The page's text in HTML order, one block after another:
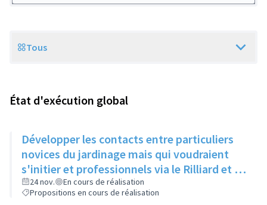
Scope
Tous
État d'exécution global
Développer les contacts entre particuliers
novices du jardinage mais qui voudraient
s'initier et professionnels via le Rilliard et la
Maison de la Vie Locale
24 nov.
En cours de réalisation
Propositions en cours de réalisation